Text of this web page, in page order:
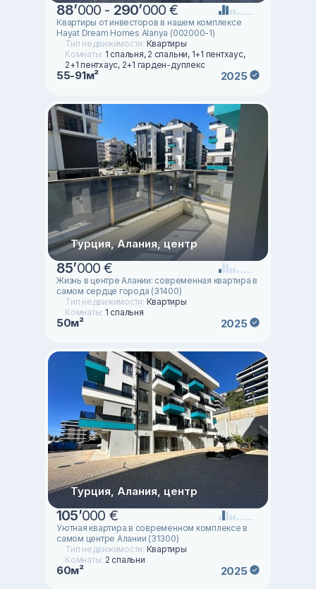
88’000 - 290’000 €
Квартиры от инвесторов в нашем комплексе
Hayat Dream Homes Alanya (002000-1)
Тип недвижимости: Квартиры
Комнаты: 1 спальня, 2 спальни, 1+1 пентхаус,
2+1 пентхаус, 2+1 гарден-дуплекс
55-91м² 2025
Турция, Алания, центр
85’000 €
Жизнь в центре Алании: современная квартира в
самом сердце города (31400)
Тип недвижимости: Квартиры
Комнаты: 1 спальня
50м² 2025
Турция, Алания, центр
105’000 €
Уютная квартира в современном комплексе в
самом центре Алании (31300)
Тип недвижимости: Квартиры
Комнаты: 2 спальни
60м² 2025